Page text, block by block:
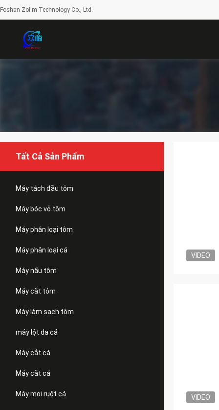
Foshan Zolim Technology Co., Ltd.
Tất Cả Sản Phẩm
Máy tách đầu tôm
Máy bóc vỏ tôm
Máy phân loại tôm
Máy phân loại cá
Máy nấu tôm
Máy cắt tôm
Máy làm sạch tôm
máy lột da cá
Máy cắt cá
Máy cắt cá
Máy moi ruột cá
VIDEO
VIDEO